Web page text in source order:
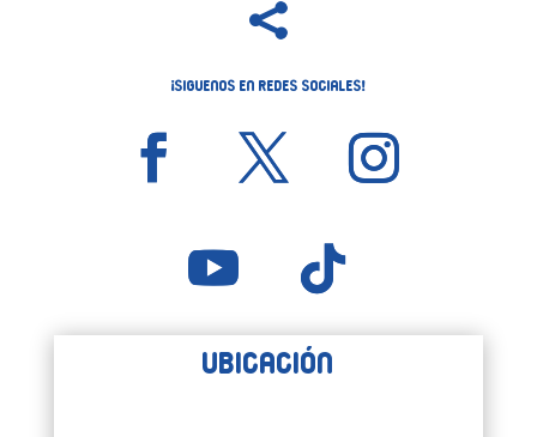

¡Siguenos en Redes Sociales!
Ubicación